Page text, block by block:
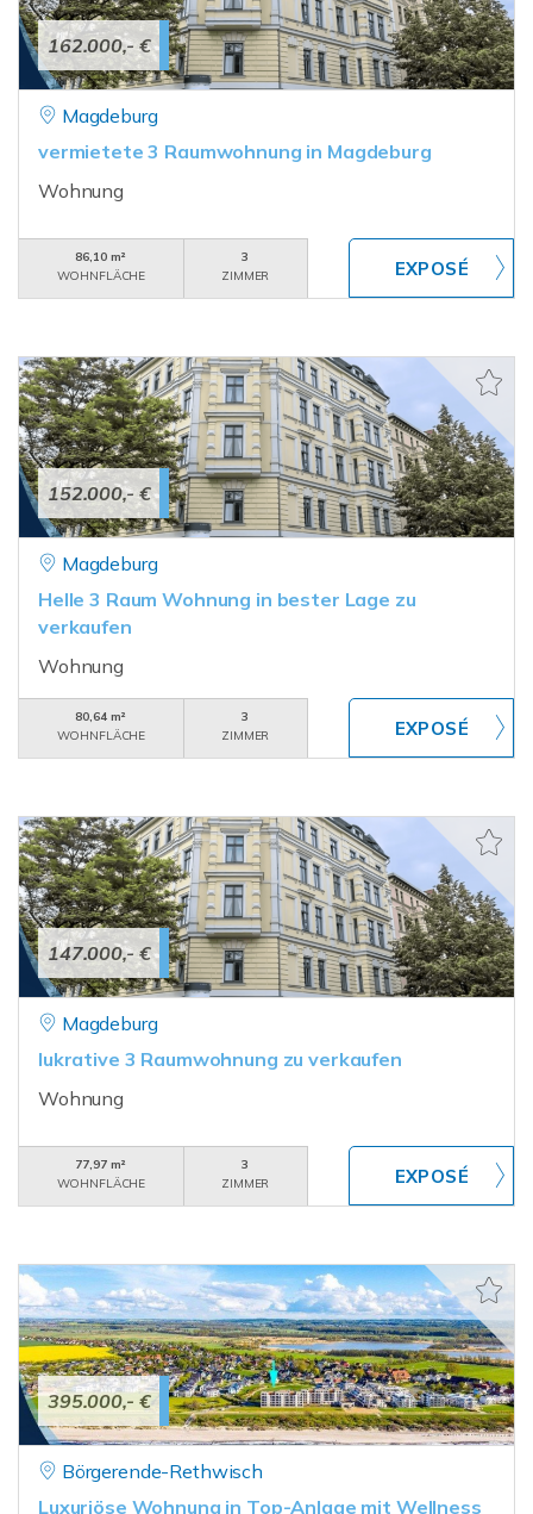
162.000,- €
Magdeburg
vermietete 3 Raumwohnung in Magdeburg
Wohnung
86,10 m²
WOHNFLÄCHE
3
ZIMMER
152.000,- €
Magdeburg
Helle 3 Raum Wohnung in bester Lage zu
verkaufen
Wohnung
80,64 m²
WOHNFLÄCHE
3
ZIMMER
147.000,- €
Magdeburg
lukrative 3 Raumwohnung zu verkaufen
Wohnung
77,97 m²
WOHNFLÄCHE
3
ZIMMER
395.000,- €
Börgerende-Rethwisch
Luxuriöse Wohnung in Top-Anlage mit Wellness